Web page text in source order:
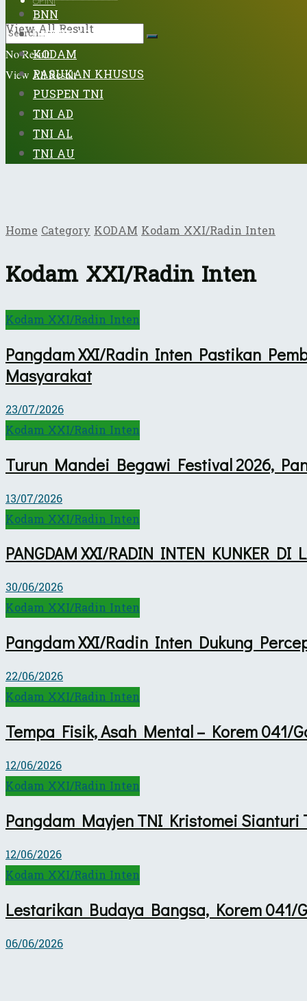
No Result
View All Result
View All Result
BNN
DISPENAD
KODAM
PASUKAN KHUSUS
PUSPEN TNI
TNI AD
TNI AL
TNI AU
HomeCategoryKODAMKodam XXI/Radin Inten
Kodam XXI/Radin Inten
Kodam XXI/Radin Inten
Pangdam XXI/Radin Inten Pastikan
Masyarakat
23/07/2026
Kodam XXI/Radin Inten
Turun Mandei Begawi Festival 2026,
13/07/2026
Kodam XXI/Radin Inten
PANGDAM XXI/RADIN INTEN KUNKER DI
30/06/2026
Kodam XXI/Radin Inten
Pangdam XXI/Radin Inten Dukung
22/06/2026
Kodam XXI/Radin Inten
Tempa Fisik, Asah Mental – Korem
12/06/2026
Kodam XXI/Radin Inten
Pangdam Mayjen TNI Kristomei
12/06/2026
Kodam XXI/Radin Inten
Lestarikan Budaya Bangsa, Korem 041/
06/06/2026